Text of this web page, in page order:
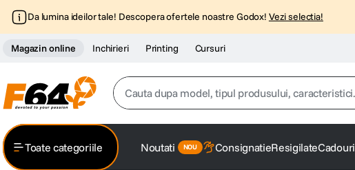
Da lumina ideilor tale! Descopera ofertele noastre Godox! Vezi selectia!
Magazin online Inchirieri Printing Cursuri
Cauta dupa model, tipul produsului, caracteristici...
Toate categoriile Noutati ConsignatieResigilateCadouri